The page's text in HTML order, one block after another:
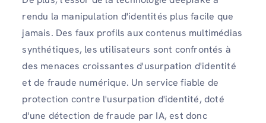
rendu la manipulation d'identités plus facile que
jamais. Des faux profils aux contenus multimédias
synthétiques, les utilisateurs sont confrontés à
des menaces croissantes d'usurpation d'identité
et de fraude numérique. Un service fiable de
protection contre l'usurpation d'identité, doté
d'une détection de fraude par IA, est donc